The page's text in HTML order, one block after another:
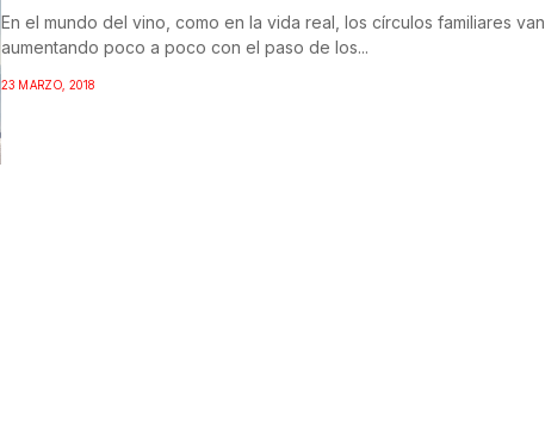
En el mundo del vino, como en la vida real, los círculos familiares van
aumentando poco a poco con el paso de los...
23 MARZO, 2018